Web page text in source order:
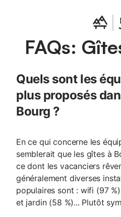
FAQs:
Quels sont les
plus proposés
Bourg ?
En ce qui concerne les
semblerait que les gîtes à
ce dont les vacanciers
généralement diverses
populaires sont : wifi (97
et jardin (58 %)... Plutôt